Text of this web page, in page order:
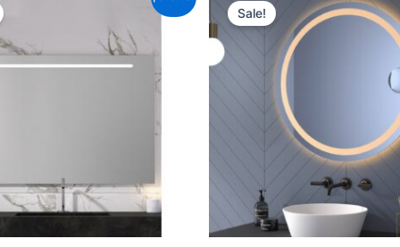
producto
múltiples
variantes.
opciones
pueden
elegir
Sale!